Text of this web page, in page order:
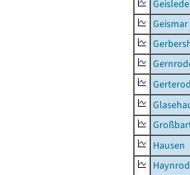
Geismar
Hausen